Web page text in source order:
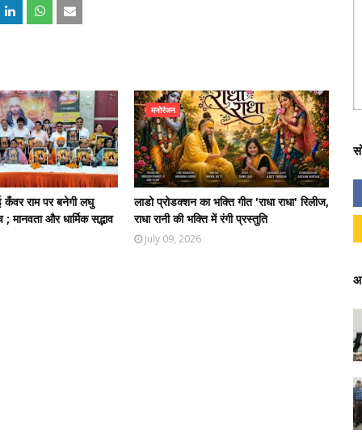
राम पर बनेगी लघु
मानवता और धार्मिक सद्भाव
मनोरंजन
लाडो प्रोडक्शन का भक्ति गीत 'राधा राधा' रिलीज,
राधा रानी की भक्ति में रंगी प्रस्तुति
July 09, 2026